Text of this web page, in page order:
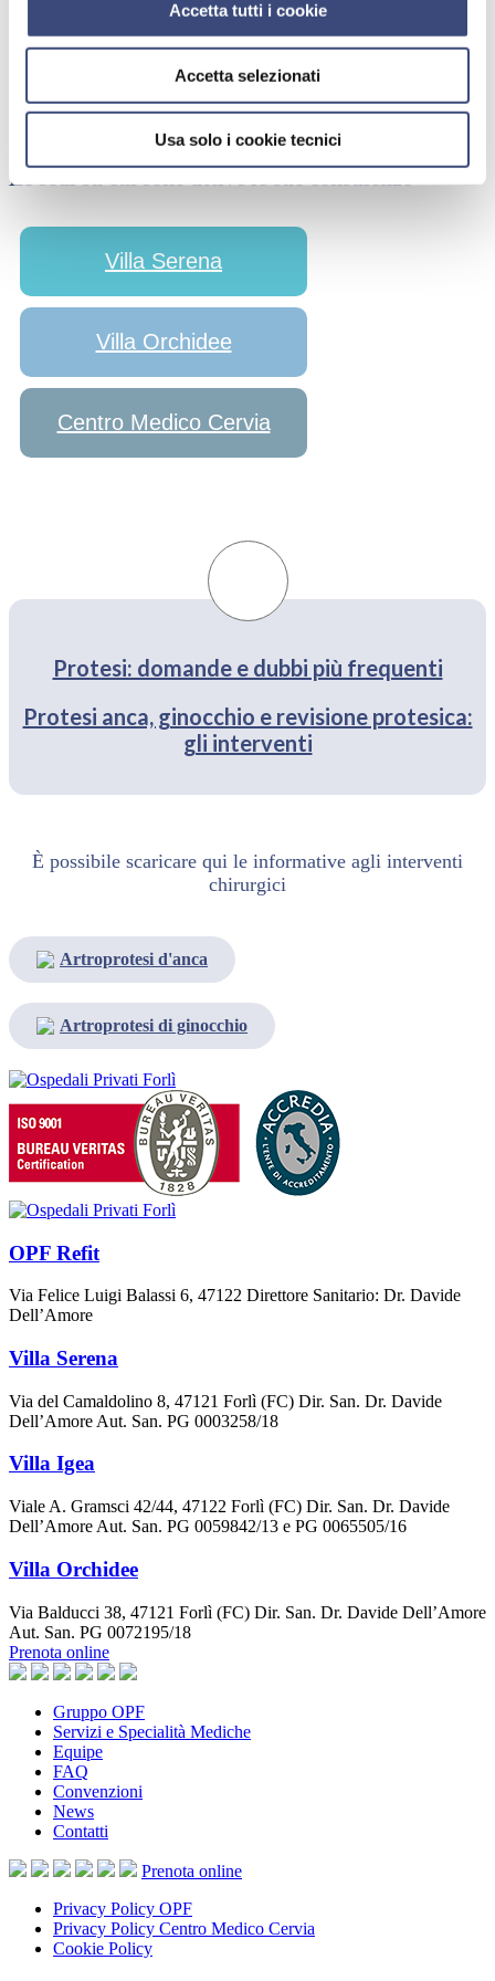
Accetta tutti i cookie
Accetta selezionati
Usa solo i cookie tecnici
Le sedi su cui sono attive le sue consulenze
Villa Serena
Villa Orchidee
Centro Medico Cervia
Protesi: domande e dubbi più frequenti
Protesi anca, ginocchio e revisione protesica:
gli interventi
È possibile scaricare qui le informative agli interventi
chirurgici
Artroprotesi d'anca
Artroprotesi di ginocchio
OPF Refit
Via Felice Luigi Balassi 6, 47122 Direttore Sanitario: Dr. Davide
Dell’Amore
Villa Serena
Via del Camaldolino 8, 47121 Forlì (FC) Dir. San. Dr. Davide
Dell’Amore Aut. San. PG 0003258/18
Villa Igea
Viale A. Gramsci 42/44, 47122 Forlì (FC) Dir. San. Dr. Davide
Dell’Amore Aut. San. PG 0059842/13 e PG 0065505/16
Villa Orchidee
Via Balducci 38, 47121 Forlì (FC) Dir. San. Dr. Davide Dell’Amore
Aut. San. PG 0072195/18
Prenota online
Gruppo OPF
Servizi e Specialità Mediche
Equipe
FAQ
Convenzioni
News
Contatti
Prenota online
Privacy Policy OPF
Privacy Policy Centro Medico Cervia
Cookie Policy